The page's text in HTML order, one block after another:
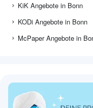
KiK Angebote in Bonn
KODi Angebote in Bonn
McPaper Angebote in